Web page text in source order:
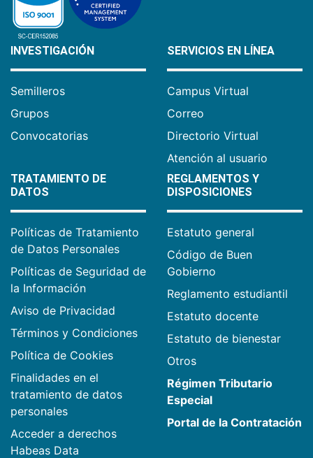
INVESTIGACIÓN
Semilleros
Grupos
Convocatorias
SERVICIOS EN LÍNEA
Campus Virtual
Correo
Directorio Virtual
Atención al usuario
TRATAMIENTO DE
DATOS
Políticas de Tratamiento
de Datos Personales
Políticas de Seguridad de
la Información
Aviso de Privacidad
Términos y Condiciones
Política de Cookies
Finalidades en el
tratamiento de datos
personales
Acceder a derechos
Habeas Data
REGLAMENTOS Y
DISPOSICIONES
Estatuto general
Código de Buen
Gobierno
Reglamento estudiantil
Estatuto docente
Estatuto de bienestar
Otros
Régimen Tributario
Especial
Portal de la Contratación